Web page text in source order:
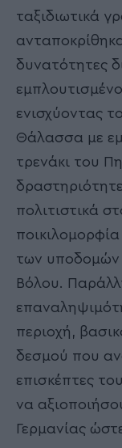
ταξιδιωτικά
δυνατότητες
ενισχύοντας
Θάλασσα με
τρενάκι του
πολιτιστικά
των υποδομών
Βόλου.
περιοχή,
δεσμού που
επισκέπτες
να
Γερμανίας